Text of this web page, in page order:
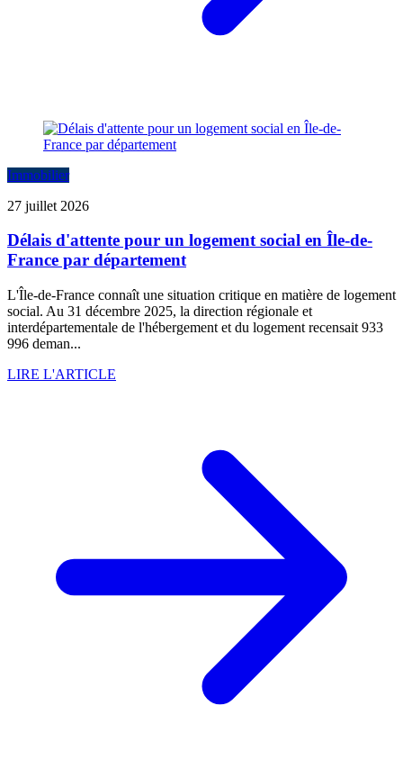
Immobilier
27 juillet 2026
Délais d'attente pour un logement social en Île-de-
France par département
L'Île-de-France connaît une situation critique en matière de logement
social. Au 31 décembre 2025, la direction régionale et
interdépartementale de l'hébergement et du logement recensait 933
996 deman...
LIRE L'ARTICLE